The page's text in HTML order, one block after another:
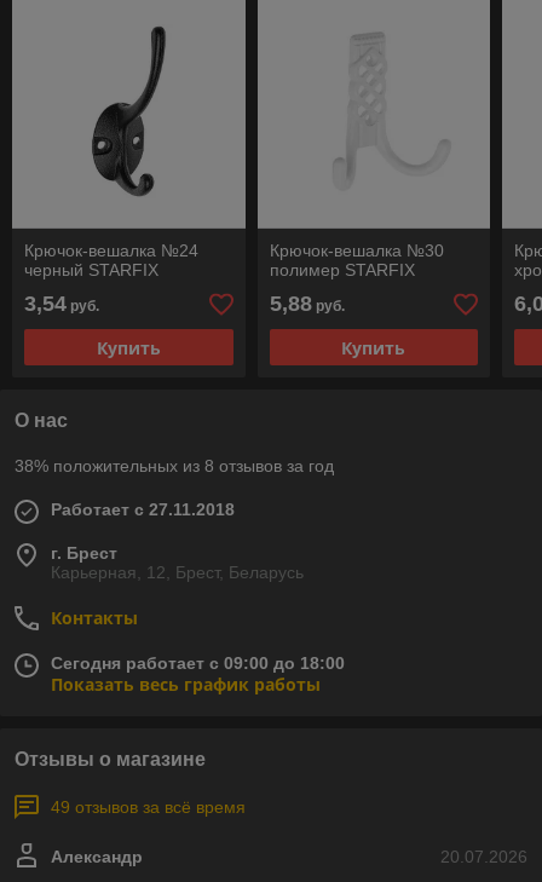
Крючок-вешалка №24
черный STARFIX
3,54 руб.
Купить
Крючок-вешалка №30
полимер STARFIX
5,88руб.
Купить
О нас
38% положительных из 8 отзывов за год
Работает с 27.11.2018
г. Брест
Карьерная, 12, Брест, Беларусь
Контакты
Сегодня работает с 09:00 до 18:00
Показать весь график работы
Отзывы о магазине
49 отзывов за всё время
20.07.2026
Александр